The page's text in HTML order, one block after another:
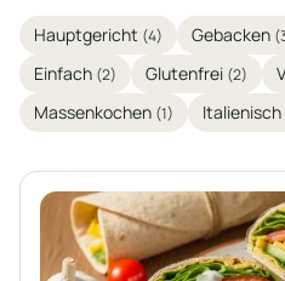
Hauptgericht (4) Gebacken
Einfach (2) Glutenfrei (2)
Massenkochen (1) Italienisch